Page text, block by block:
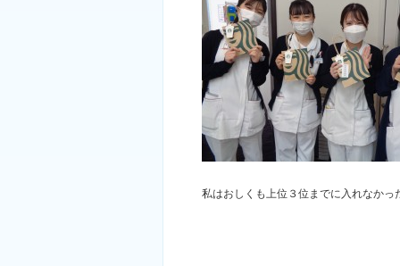
私はおしくも上位３位までに入れなか